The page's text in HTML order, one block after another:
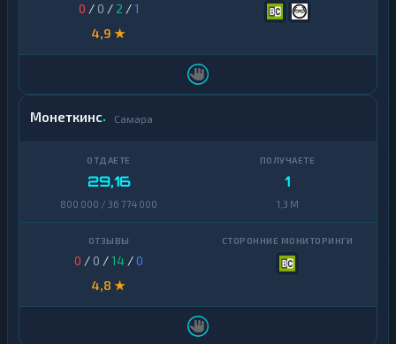
0 / 0 / 2 /1
4,9 ★
Монеткинс Самара
29,16
800 000 / 36 774 000
1
1,3 M
0 / 0 /14 /0
4,8 ★